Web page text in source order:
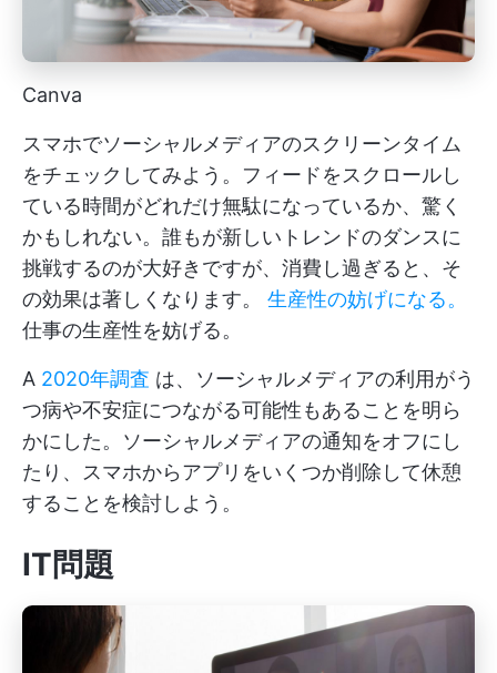
Canva
スマホでソーシャルメディアのスクリーンタイム
をチェックしてみよう。フィードをスクロールし
ている時間がどれだけ無駄になっているか、驚く
かもしれない。誰もが新しいトレンドのダンスに
挑戦するのが大好きですが、消費し過ぎると、そ
の効果は著しくなります。 生産性の妨げになる。
仕事の生産性を妨げる。
A 2020年調査 は、ソーシャルメディアの利用がう
つ病や不安症につながる可能性もあることを明ら
かにした。ソーシャルメディアの通知をオフにし
たり、スマホからアプリをいくつか削除して休憩
することを検討しよう。
IT問題